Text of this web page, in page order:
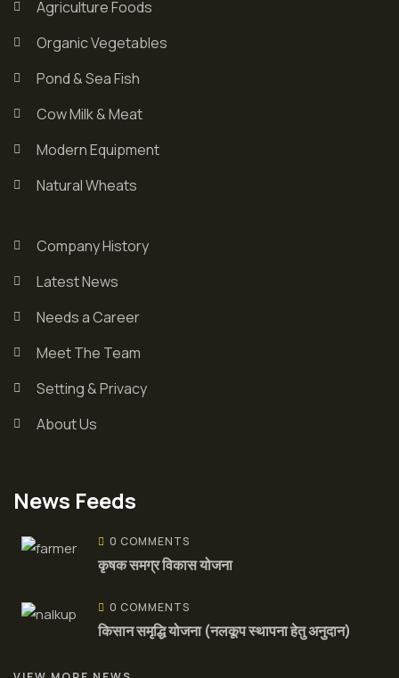
Agriculture Foods
Organic Vegetables
Pond & Sea Fish
Cow Milk & Meat
Modern Equipment
Natural Wheats
Company History
Latest News
Needs a Career
Meet The Team
Setting & Privacy
About Us
News Feeds
0 COMMENTS
कृषक समग्र विकास योजना
0 COMMENTS
किसान समृद्धि योजना (नलकूप स्थापना हेतु अनुदान)